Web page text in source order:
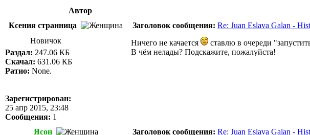
Автор
Ксения странница
Заголовок сообщения: Re: Juan Eslava Galan -
Новичок
Раздал: 247.06 КБ
Скачал: 631.06 КБ
Ратио: None.
Зарегистрирован:
25 апр 2015, 23:48
Сообщения: 1
Ничего не качается
ставлю в очереди
В чём нелады? Подскажите, пожалуйста!
Ясон Заголовок сообщения: Re: Juan Eslava Galan -